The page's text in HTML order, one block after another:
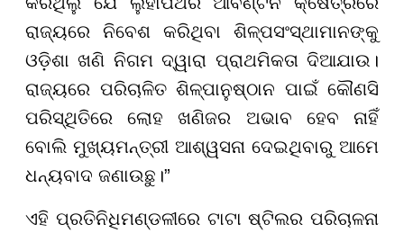
ରାଜ୍ୟରେ ନିବେଶ କରିଥିବା ଶିଳ୍ପସଂସ୍ଥାମାନଙ୍କୁ
ଓଡ଼ିଶା ଖଣି ନିଗମ ଦ୍ୱାରା ପ୍ରାଥମିକତା ଦିଆଯାଉ।
ରାଜ୍ୟରେ ପରିଚାଳିତ ଶିଳ୍ପାନୁଷ୍ଠାନ ପାଇଁ କୌଣସି
ପରିସ୍ଥିତିରେ ଲୋହ ଖଣିଜର ଅଭାବ ହେବ ନାହିଁ
ବୋଲି ମୁଖ୍ୟମନ୍ତ୍ରୀ ଆଶ୍ୱସନା ଦେଇଥିବାରୁ ଆମେ
ଧନ୍ୟବାଦ ଜଣାଉଛୁ।”
ଏହି ପ୍ରତିନିଧିମଣ୍ଡଳୀରେ ଟାଟା ଷ୍ଟିଲର ପରିଚାଳନା